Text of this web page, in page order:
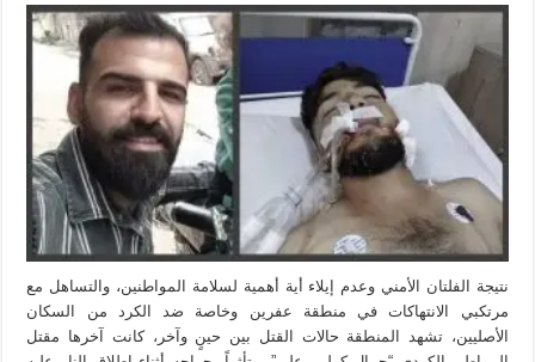
نتيجة الفلتان الأمني وعدم إيلاء أية أهمية لسلامة المواطنين، والتساهل مع
مرتكبي الانتهاكات في منطقة عفرين وخاصة ضد الكرد من السكان
الأصليين، تشهد المنطقة حالات القتل بين حينٍ وآخر، كانت آخرها مقتل